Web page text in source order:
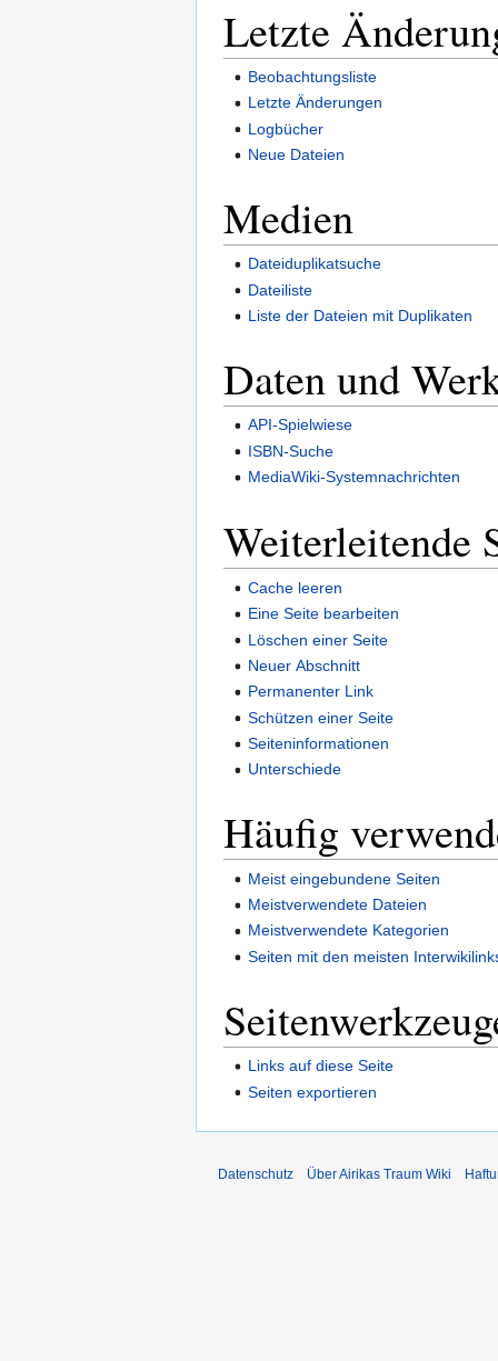
Letzte
Beobachtungsliste
Letzte Änderungen
Logbücher
Neue Dateien
Medien
Dateiduplikatsuche
Dateiliste
Liste der Dateien mit Duplikaten
Daten und
API-Spielwiese
ISBN-Suche
MediaWiki-Systemnachrichten
Weiterleitende
Cache leeren
Eine Seite bearbeiten
Löschen einer Seite
Neuer Abschnitt
Permanenter Link
Schützen einer Seite
Seiteninformationen
Unterschiede
Häufig
Meist eingebundene Seiten
Meistverwendete Dateien
Meistverwendete Kategorien
Seiten mit den meisten
Links auf diese Seite
Seiten exportieren
Datenschutz Über Airikas Traum Wiki